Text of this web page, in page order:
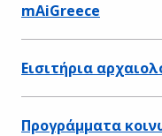
mAiGreece
Εισιτήρια
Προγράμματα